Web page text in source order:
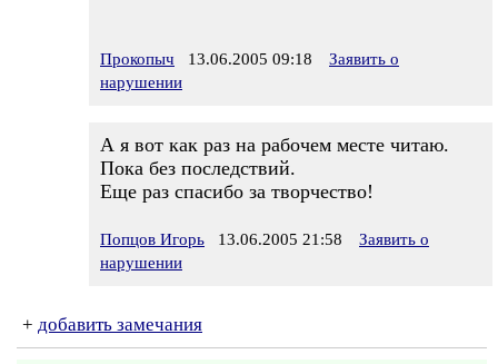
Прокопыч 13.06.2005 09:18
Заявить о
нарушении
А я вот как раз на рабочем месте читаю.
Пока без последствий.
Еще раз спасибо за творчество!
Попцов Игорь 13.06.2005 21:58
Заявить о
нарушении
+ добавить замечания